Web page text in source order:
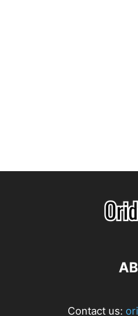
Contact us: